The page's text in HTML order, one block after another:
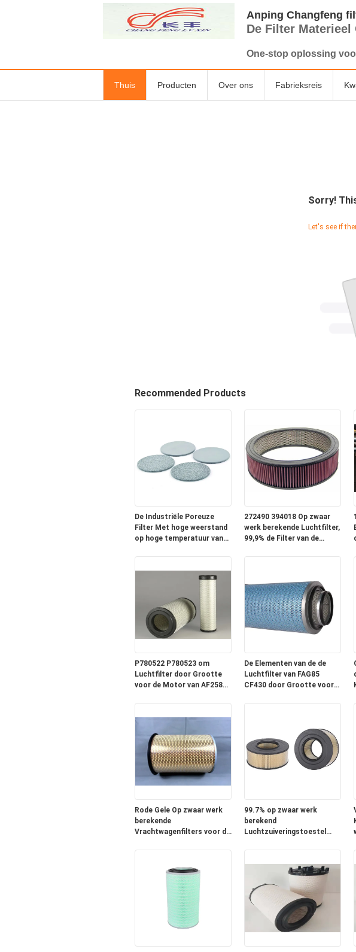
Anping Changfeng
De Filter Materieel
One-stop oplossing
Thuis Producten Over ons Fabrieksreis
Sorry!
Let's see if
Recommended Products
De Industriële Poreuze
Filter Met hoge weerstand
op hoge temperatuur van
272490 394018 Op zwaar
werk berekende Luchtfilter,
99,9% de Filter van de
P780522 P780523 om
Luchtfilter door Grootte
voor de Motor van AF25812
De Elementen van de de
Luchtfilter van FAG85
CF430 door Grootte voor
Rode Gele Op zwaar werk
berekende
Vrachtwagenfilters voor de
99.7% op zwaar werk
berekend
Luchtzuiveringstoestel